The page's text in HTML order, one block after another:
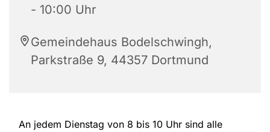
- 10:00 Uhr
Gemeindehaus Bodelschwingh,
Parkstraße 9, 44357 Dortmund
An jedem Dienstag von 8 bis 10 Uhr sind alle